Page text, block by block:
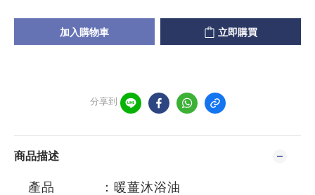
加入購物車 立即購買
分享到
商品描述
產品 ：暖薑沐浴油